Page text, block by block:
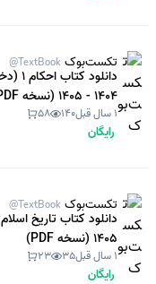
تکست‌بوک @TextBook
1404 - 1405 (نسخه PDF)
1 سال قبل 140
58
رایگان
تکست‌بوک @TextBook
1405 (نسخه PDF)
1 سال قبل 35
23
رایگان